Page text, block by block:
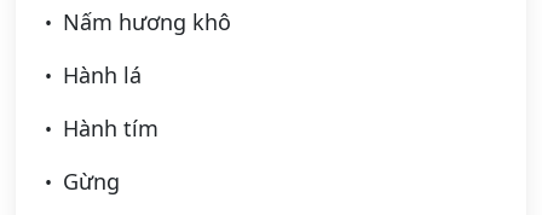
Nấm hương khô
Hành lá
Hành tím
Gừng